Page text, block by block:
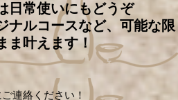
日常使いにもどうぞ
ナルコースなど、可能な限
ま叶えます！
連絡ください！